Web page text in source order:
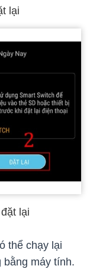
lại
lại
thể chạy lại
bằng máy tính.